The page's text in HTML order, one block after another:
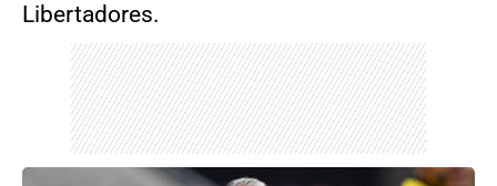
Libertadores.